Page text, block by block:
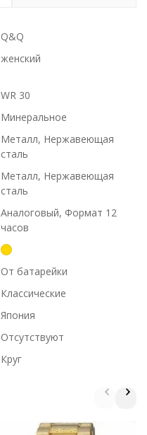
Q&Q
женский
WR 30
Минеральное
Металл, Нержавеющая
сталь
Металл, Нержавеющая
сталь
Аналоговый, Формат 12
часов
От батарейки
Классические
Япония
Отсутствуют
Круг